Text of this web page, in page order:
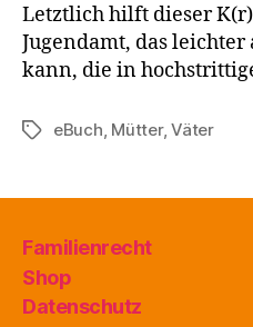
Letztlich hilft dieser
Jugendamt, das
kann, die in
Schlagwörter
eBuch, Mütter,Väter
Familienrecht
Shop
Datenschutz